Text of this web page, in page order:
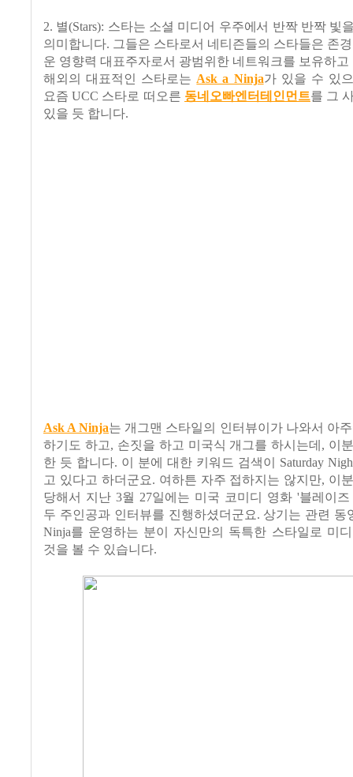
2. 별(Stars): 스타는 소셜 미디어 우주에서 반짝 반짝 빛
의미합니다. 그들은 스타로서 네티즌들의 스타들은 존
운 영향력 대표주자로서 광범위한 네트워크를 보유하고
해외의 대표적인 스타로는Ask a Ninja가 있을 수 있
요즘 UCC 스타로 떠오른 동네오빠엔터테인먼트를 그
있을 듯 합니다.
Ask A Ninja는 개그맨 스타일의 인터뷰이가 나와서 아
하기도 하고, 손짓을 하고 미국식 개그를 하시는데, 이
한 듯 합니다. 이 분에 대한 키워드 검색이 Saturday
고 있다고 하더군요. 여하튼 자주 접하지는 않지만, 이
당해서 지난 3월 27일에는 미국 코미디 영화 '블레이
두 주인공과 인터뷰를 진행하셨더군요. 상기는 관련 동
Ninja를 운영하는 분이 자신만의 독특한 스타일로 미
것을 볼 수 있습니다.